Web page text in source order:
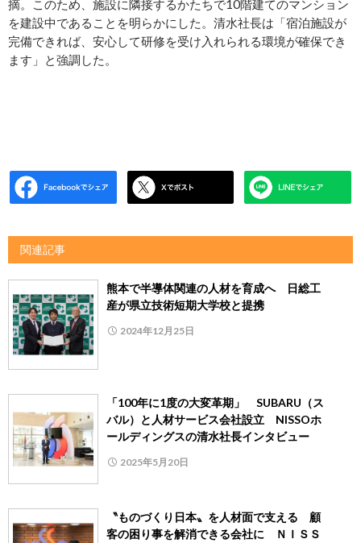
摘。このため、施設に隣接するかたちで10階建てのマンション
を建設中であることを明らかにした。清水社長は「宿泊施設が
完備できれば、安心して研修を受け入れられる環境が確保でき
ます」と強調した。
関連記事
熊本で半導体関連の人材を育成へ 日総工
産が県立技術短期大学校と提携
2024年12月25日
「100年に1度の大変革期」 SUBARU（ス
バル）と人材サービス会社設立 NISSOホ
ールディングスの清水社長インタビュー
2025年5月20日
〝ものづくり日本〟を人材面で支える 顧
客の困り事を解消できる会社に ＮＩＳＳ